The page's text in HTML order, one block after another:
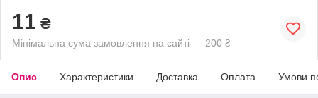
11 ₴
Мінімальна сума замовлення на сайті — 200 ₴
Опис Характеристики Доставка Оплата Умови